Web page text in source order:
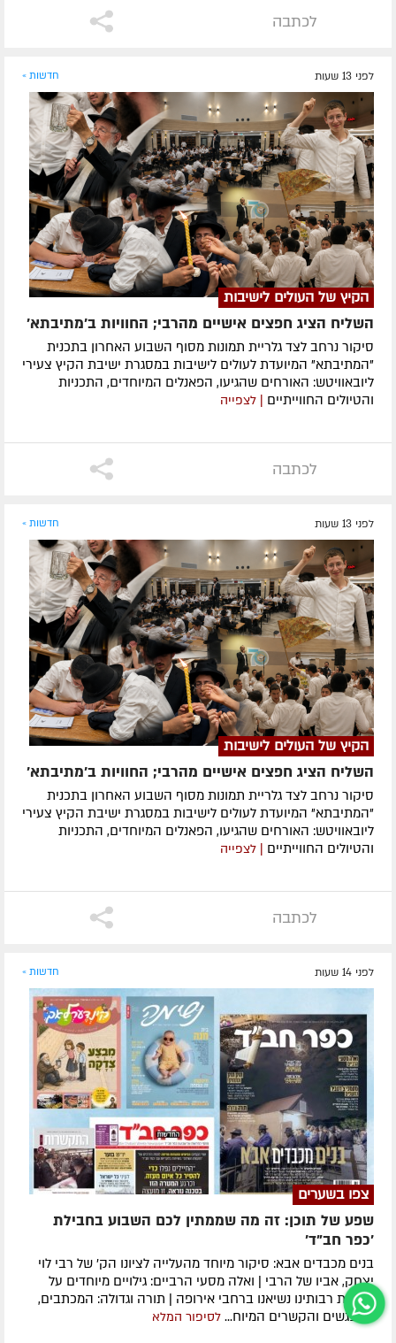
לכתבה
לפני 13 שעות חדשות »
הקיץ של העולים לישיבות
השליח הציג חפצים אישיים מהרבי; החוויות ב'מתיבתא'
סיקור נרחב לצד גלריית תמונות מסוף השבוע האחרון בתכנית
"המתיבתא" המיועדת לעולים לישיבות במסגרת ישיבת הקיץ צעירי
ליובאוויטש: האורחים שהגיעו, הפאנלים המיוחדים, התכניות
והטיולים החווייתיים
| לצפייה
לכתבה
לפני 13 שעות חדשות »
הקיץ של העולים לישיבות
השליח הציג חפצים אישיים מהרבי; החוויות ב'מתיבתא'
סיקור נרחב לצד גלריית תמונות מסוף השבוע האחרון בתכנית
"המתיבתא" המיועדת לעולים לישיבות במסגרת ישיבת הקיץ צעירי
ליובאוויטש: האורחים שהגיעו, הפאנלים המיוחדים, התכניות
והטיולים החווייתיים | לצפייה
לכתבה
לפני 14 שעות חדשות »
צפו בשערים
שפע של תוכן: זה מה שממתין לכם השבוע בחבילת
'כפר חב"ד'
בנים מכבדים אבא: סיקור מיוחד מהעלייה לציונו הק' של רבי לוי
יצחק, אביו של הרבי | ואלה מסעי הרביים: גילויים מיוחדים על
מסעות רבותינו נשיאנו ברחבי אירופה | תורה וגדולה: המכתבים,
המפגשים והקשרים המיוח... לסיפור המלא